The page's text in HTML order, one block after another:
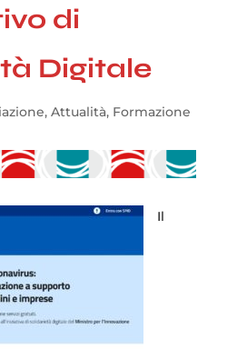
di
Digitale
, Attualità, Formazione
Il